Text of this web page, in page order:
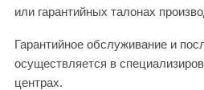
или гарантийных талонах
Гарантийное обслуживание и
осуществляется в
центрах.